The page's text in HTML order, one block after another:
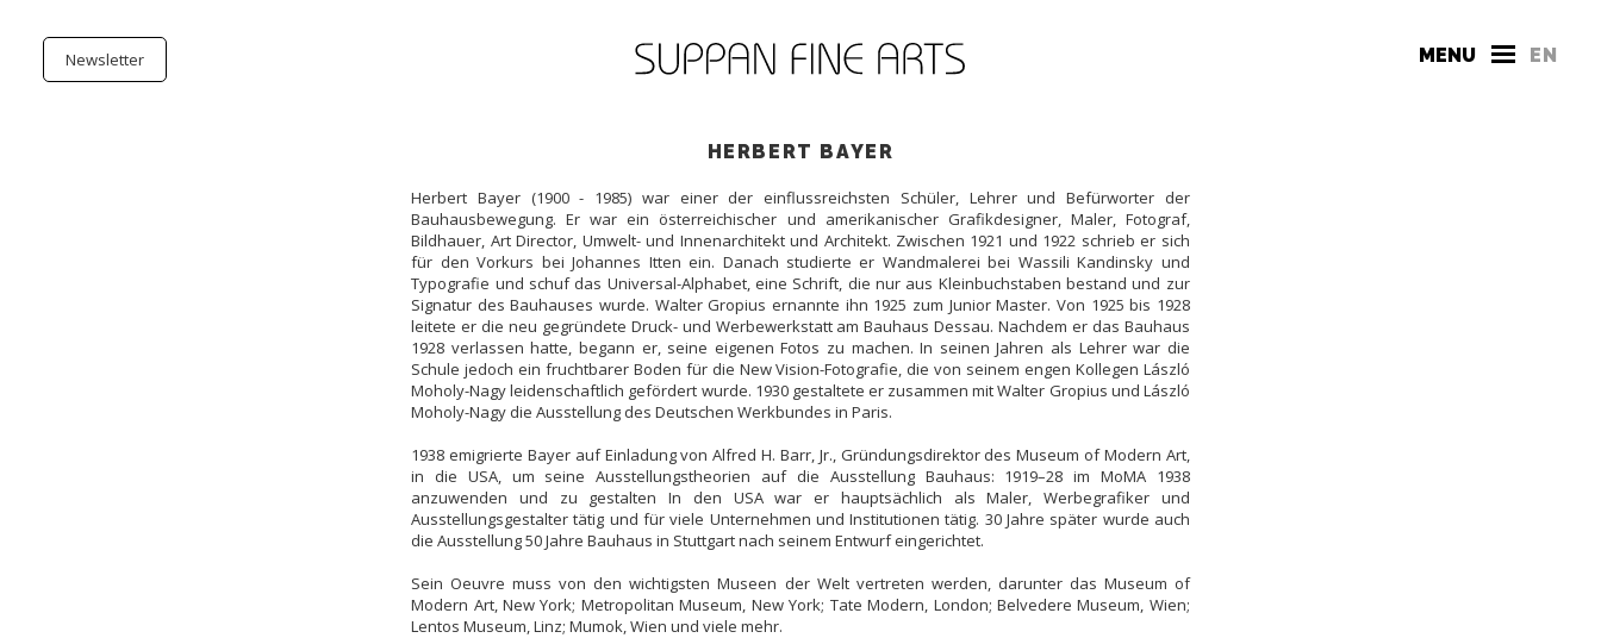
MENU EN
Newsletter
HERBERT BAYER
Herbert Bayer (1900 - 1985) war einer der einflussreichsten Schüler, Lehrer und Befürworter der
Bauhausbewegung. Er war ein österreichischer und amerikanischer Grafikdesigner, Maler, Fotograf,
Bildhauer, Art Director, Umwelt- und Innenarchitekt und Architekt. Zwischen 1921 und 1922 schrieb er sich
für den Vorkurs bei Johannes Itten ein. Danach studierte er Wandmalerei bei Wassili Kandinsky und
Typografie und schuf das Universal-Alphabet, eine Schrift, die nur aus Kleinbuchstaben bestand und zur
Signatur des Bauhauses wurde. Walter Gropius ernannte ihn 1925 zum Junior Master. Von 1925 bis 1928
leitete er die neu gegründete Druck- und Werbewerkstatt am Bauhaus Dessau. Nachdem er das Bauhaus
1928 verlassen hatte, begann er, seine eigenen Fotos zu machen. In seinen Jahren als Lehrer war die
Schule jedoch ein fruchtbarer Boden für die New Vision-Fotografie, die von seinem engen Kollegen László
Moholy-Nagy leidenschaftlich gefördert wurde. 1930 gestaltete er zusammen mit Walter Gropius und László
Moholy-Nagy die Ausstellung des Deutschen Werkbundes in Paris.
1938 emigrierte Bayer auf Einladung von Alfred H. Barr, Jr., Gründungsdirektor des Museum of Modern Art,
in die USA, um seine Ausstellungstheorien auf die Ausstellung Bauhaus: 1919–28 im MoMA 1938
anzuwenden und zu gestalten In den USA war er hauptsächlich als Maler, Werbegrafiker und
Ausstellungsgestalter tätig und für viele Unternehmen und Institutionen tätig. 30 Jahre später wurde auch
die Ausstellung 50 Jahre Bauhaus in Stuttgart nach seinem Entwurf eingerichtet.
Sein Oeuvre muss von den wichtigsten Museen der Welt vertreten werden, darunter das Museum of
Modern Art, New York; Metropolitan Museum, New York; Tate Modern, London; Belvedere Museum, Wien;
Lentos Museum, Linz; Mumok, Wien und viele mehr.